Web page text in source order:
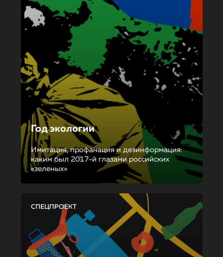
Год экологии
Имитация, профанация и дезинформация:
каким был 2017-й глазами российских
«зеленых»
СПЕЦПРОЕКТ